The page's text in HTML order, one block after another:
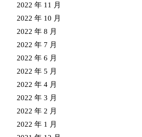
2022 年 11 月
2022 年 10 月
2022 年 8 月
2022 年 7 月
2022 年 6 月
2022 年 5 月
2022 年 4 月
2022 年 3 月
2022 年 2 月
2022 年 1 月